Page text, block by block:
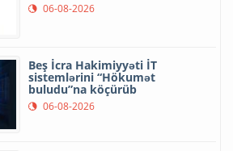
06-08-2026
Beş İcra Hakimiyyəti İT
sistemlərini “Hökumət
buludu”na köçürüb
06-08-2026